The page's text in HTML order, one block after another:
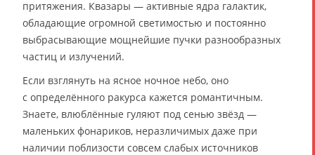
притяжения. Квазары — активные ядра галактик,
обладающие огромной светимостью и постоянно
выбрасывающие мощнейшие пучки разнообразных
частиц и излучений.
Если взглянуть на ясное ночное небо, оно
с определённого ракурса кажется романтичным.
Знаете, влюблённые гуляют под сенью звёзд —
маленьких фонариков, неразличимых даже при
наличии поблизости совсем слабых источников